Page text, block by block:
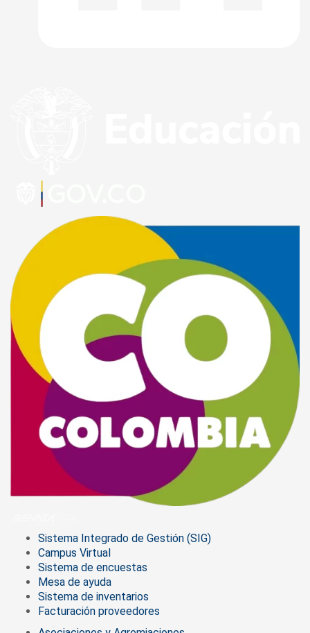
Sistema Integrado de Gestión (SIG)
Campus Virtual
Sistema de encuestas
Mesa de ayuda
Sistema de inventarios
Facturación proveedores